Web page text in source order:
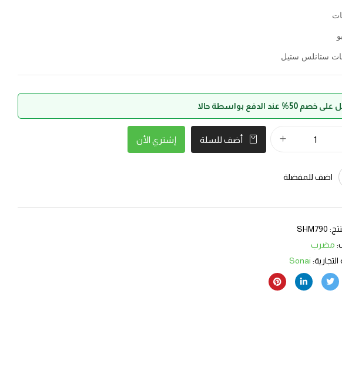
50% عند الدفع بواسطة حالا
أضف للسلة إشتري الأن
اضف للمفضلة
SHM790
مضرب
Sonai